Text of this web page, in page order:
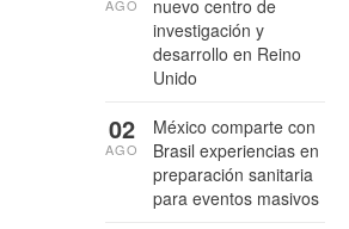
nuevo centro de
investigación y
desarrollo en Reino
Unido
AGO
México comparte con
Brasil experiencias en
preparación sanitaria
para eventos masivos
02
AGO